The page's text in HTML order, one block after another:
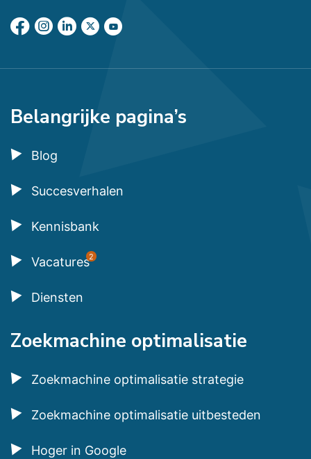
Belangrijke pagina’s
Blog
Succesverhalen
Kennisbank
Vacatures2
Diensten
Zoekmachine optimalisatie
Zoekmachine optimalisatie strategie
Zoekmachine optimalisatie uitbesteden
Hoger in Google